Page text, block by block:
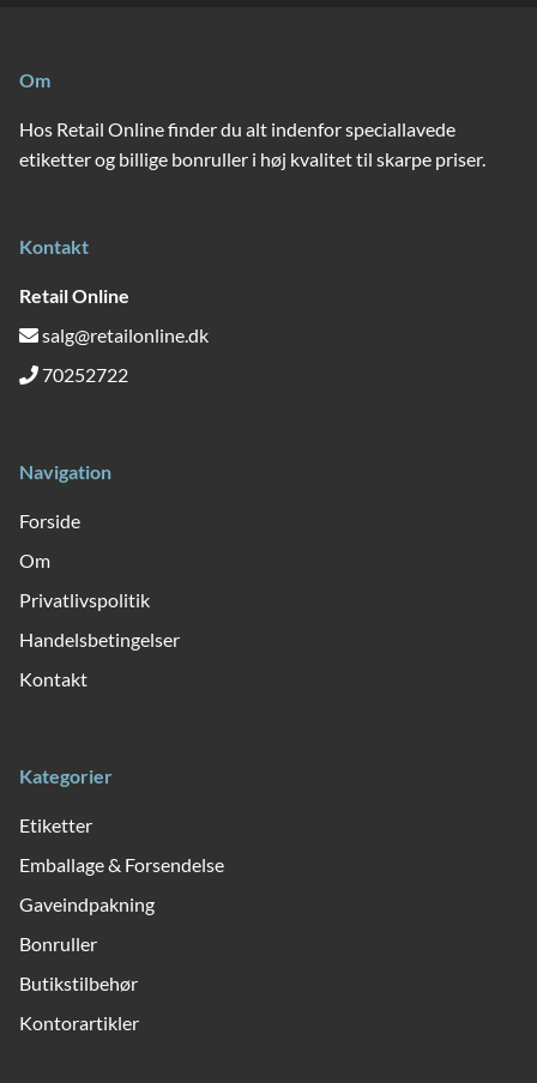
Om
Hos Retail Online finder du alt indenfor speciallavede
etiketter og billige bonruller i høj kvalitet til skarpe priser.
Kontakt
Retail Online
salg@retailonline.dk
70252722
Navigation
Forside
Om
Privatlivspolitik
Handelsbetingelser
Kontakt
Kategorier
Etiketter
Emballage & Forsendelse
Gaveindpakning
Bonruller
Butikstilbehør
Kontorartikler